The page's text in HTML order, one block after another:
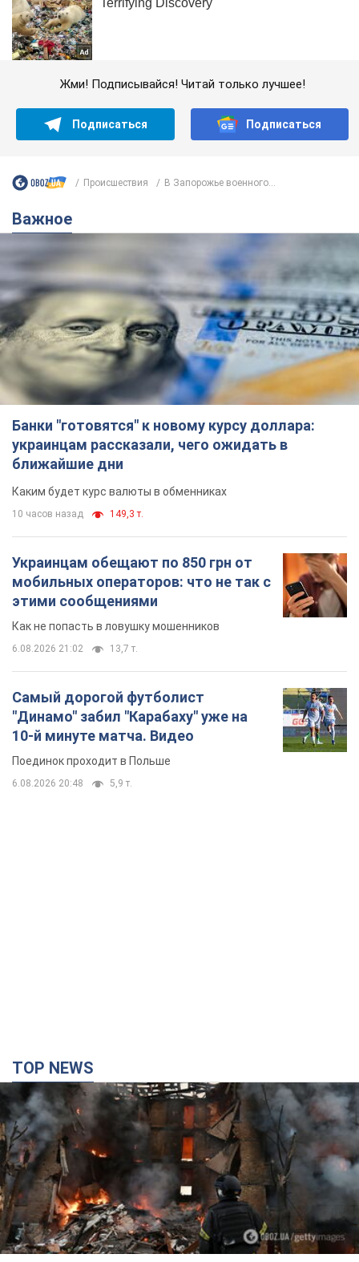
Жми! Подписывайся! Читай только лучшее!
Подписаться Подписаться
Происшествия В Запорожье военного...
Важное
Банки "готовятся" к новому курсу доллара:
украинцам рассказали, чего ожидать в
ближайшие дни
Каким будет курс валюты в обменниках
10 часов назад 149,3 т.
Украинцам обещают по 850 грн от
мобильных операторов: что не так с
этими сообщениями
Как не попасть в ловушку мошенников
6.08.2026 21:02 13,7 т.
Самый дорогой футболист
"Динамо" забил "Карабаху" уже на
10-й минуте матча. Видео
Поединок проходит в Польше
6.08.2026 20:48 5,9 т.
TOP NEWS